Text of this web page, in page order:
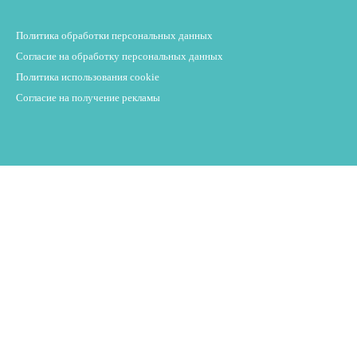
Политика обработки персональных данных
Согласие на обработку персональных данных
Политика использования cookie
Согласие на получение рекламы